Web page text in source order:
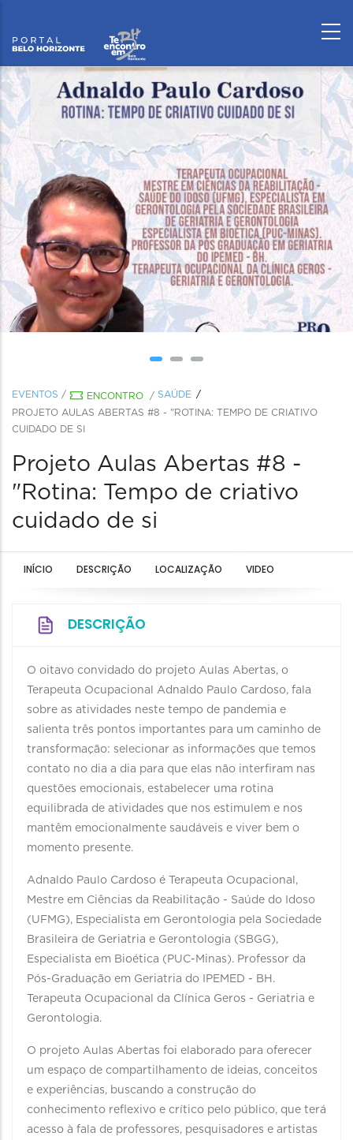
EVENTOS / ENCONTRO / SAÚDE
PROJETO AULAS ABERTAS #8 - "ROTINA: TEMPO DE CRIATIVO
CUIDADO DE SI
Projeto Aulas Abertas #8 -
"Rotina: Tempo de criativo
cuidado de si
INÍCIO DESCRIÇÃO LOCALIZAÇÃO VIDEO
DESCRIÇÃO
O oitavo convidado do projeto Aulas Abertas, o
Terapeuta Ocupacional Adnaldo Paulo Cardoso, fala
sobre as atividades neste tempo de pandemia e
salienta três pontos importantes para um caminho de
transformação: selecionar as informações que temos
contato no dia a dia para que elas não interfiram nas
questões emocionais, estabelecer uma rotina
equilibrada de atividades que nos estimulem e nos
mantêm emocionalmente saudáveis e viver bem o
momento presente.
Adnaldo Paulo Cardoso é Terapeuta Ocupacional,
Mestre em Ciências da Reabilitação - Saúde do Idoso
(UFMG), Especialista em Gerontologia pela Sociedade
Brasileira de Geriatria e Gerontologia (SBGG),
Especialista em Bioética (PUC-Minas). Professor da
Pós-Graduação em Geriatria do IPEMED - BH.
Terapeuta Ocupacional da Clínica Geros - Geriatria e
Gerontologia.
O projeto Aulas Abertas foi elaborado para oferecer
um espaço de compartilhamento de ideias, conceitos
e experiências, buscando a construção do
conhecimento reflexivo e crítico pelo público, que terá
acesso à fala de professores, pesquisadores e artistas